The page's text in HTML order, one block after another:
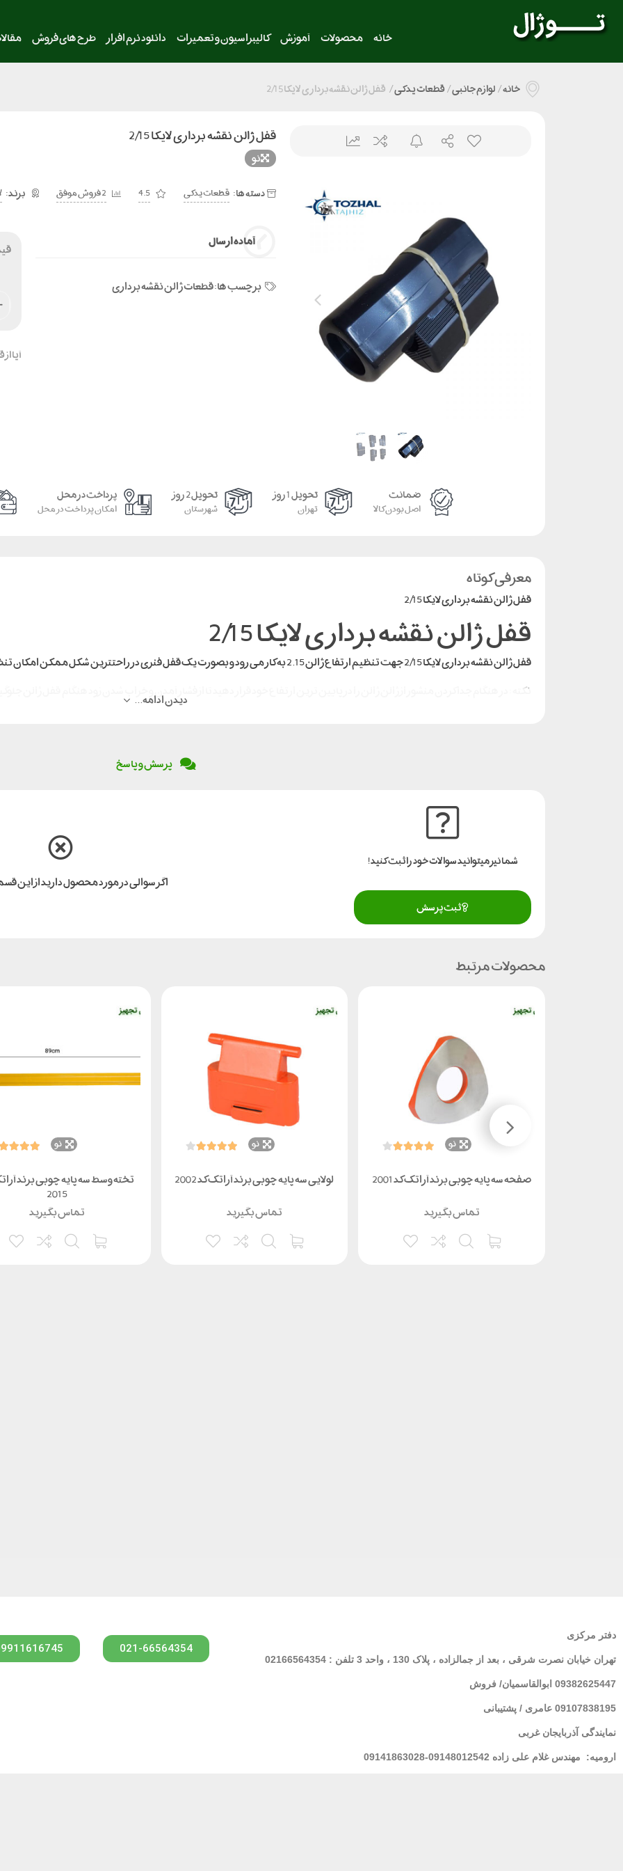
خانه محصولات آموزش کالیبراسیون و تعمیرات دانلود نرم افزار طرح های فروش
خانه/لوازم جانبی/قطعات یدکی/ قفل ژالن نقشه برداری لایکا 2/15
قفل ژالن نقشه برداری لایکا 2/15
نو
دسته ها: قطعات یدکی 4.5 2 فروش موفق
آماده ارسال
برچسب ها:قطعات ژالن نقشه برداری
آیا
ضمانت
اصل بودن کالا
تحویل 1 روز
تهران
تحویل 2 روز
شهرستان
پرداخت در محل
امکان پرداخت در محل
معرفی کوتاه
قفل ژالن نقشه برداری لایکا 2/15
قفل ژالن نقشه برداری لایکا 2/15
قفل ژالن نقشه برداری لایکا 2/15 جهت تنظیم ارتفاع ژالن 2.15 به کار می رود و بصورت یک قفل فنری در راحتترین شکل ممکن امکان تنظیم ارتفاع را فراهم می کند .
نکته : در هنگام جدا کردن منشور از ژالن ژالن را در پایین ترین ارتفاع خود قرار دهید تا از فشار آمدن و خراب شدن زود هنگام قفل ژالن
دیدن ادامه...
پرسش و پاسخ
شما نیز میتوانید سوالات خود را ثبت کنید!
ثبت پرسش
اگر سوالی در مورد محصول دارید از این
محصولات مرتبط
نو
صفحه سه پایه چوبی برند آراتک کد 2001
تماس بگیرید
نو
لولایی سه پایه چوبی برند آراتک کد 2002
تماس بگیرید
نو
تخته وسط سه پایه چوبی برند
2015
تماس بگیرید
دفتر مرکزی
تهران خیابان نصرت شرقی ، بعد از جمالزاده ، پلاک 130 ، واحد 3 تلفن : 02166564354
09382625447 ابوالقاسمیان/ فروش
09107838195 عامری / پشتیبانی
نمایندگی آذربایجان غربی
ارومیه: مهندس غلام علی زاده 09148012542-09141863028
021-66564354